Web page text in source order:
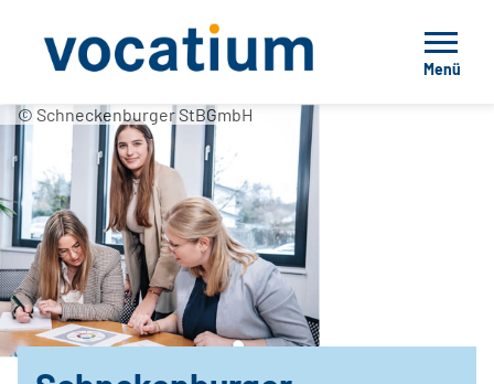
Menü
© Schneckenburger StBGmbH